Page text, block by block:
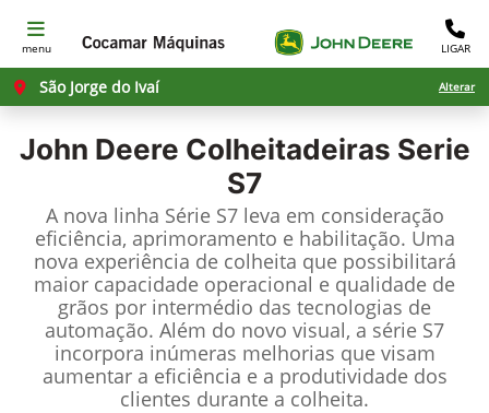
menu LIGAR
São Jorge do Ivaí Alterar
John Deere Colheitadeiras Serie
S7
A nova linha Série S7 leva em consideração
eficiência, aprimoramento e habilitação. Uma
nova experiência de colheita que possibilitará
maior capacidade operacional e qualidade de
grãos por intermédio das tecnologias de
automação. Além do novo visual, a série S7
incorpora inúmeras melhorias que visam
aumentar a eficiência e a produtividade dos
clientes durante a colheita.